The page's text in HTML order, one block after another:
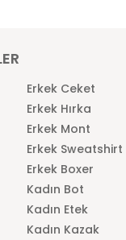
Erkek Ceket
Erkek Hırka
Erkek Mont
Erkek Sweatshirt
Erkek Boxer
Kadın Bot
Kadın Etek
Kadın Kazak